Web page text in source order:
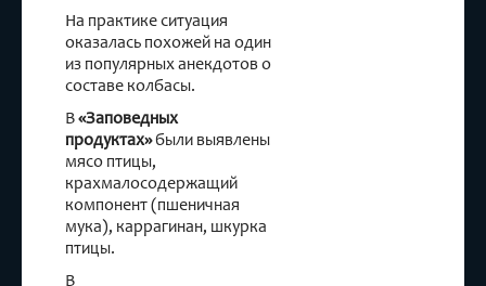
На практике ситуация
оказалась похожей на один
из популярных анекдотов о
составе колбасы.
В«Заповедных
продуктах»были выявлены
мясо птицы,
крахмалосодержащий
компонент (пшеничная
мука), каррагинан, шкурка
птицы.
В